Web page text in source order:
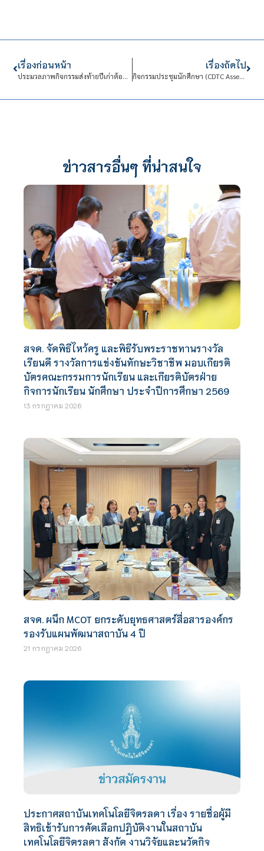
เรื่องก่อนหน้า
ประมวลภาพกิจกรรมส่งท้ายปีเก่าต้อนรับปีใหม่ กับเราชาวCDTC
เรื่องถัดไป
กิจกรรมประชุมนักศึกษา (CDTC Assembly) วันพฤหัสบดีที่ ๒๕ กุมภาพันธ์ ๒๕๕๙
ข่าวสารอื่นๆ ที่น่าสนใจ
สจด. จัดพิธีไหว้ครู และพิธีรับพระราชทานรางวัล
เรียนดี รางวัลการแข่งขันทักษะวิชาชีพ มอบเกียรติ
บัตรคณะกรรมการนักเรียน และเกียรติบัตรฝ่าย
กิจการนักเรียน นักศึกษา ประจำปีการศึกษา 2569
13 กรกฎาคม 2026
สจด. ผนึก MCOT ยกระดับยุทธศาสตร์สื่อสารองค์กร
รองรับแผนพัฒนาสถาบัน 4 ปี
21 กรกฎาคม 2026
ประกาศสถาบันเทคโนโลยีจิตรลดา เรื่อง รายชื่อผู้มี
สิทธิเข้ารับการคัดเลือกปฏิบัติงานในสถาบัน
เทคโนโลยีจิตรลดา สังกัด งานวิจัยและนวัตกิจ